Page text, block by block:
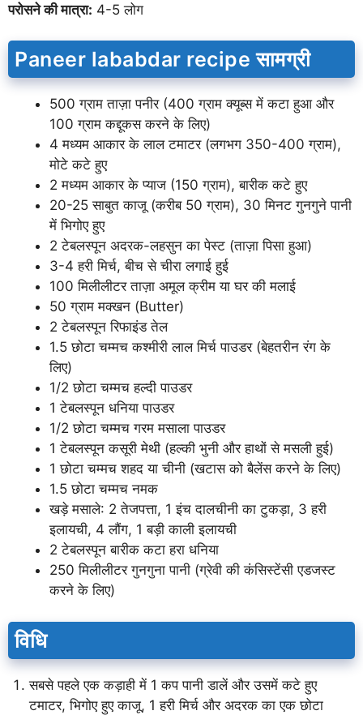
परोसने की मात्रा: 4-5 लोग
Paneer lababdar recipe सामग्री
500 ग्राम ताज़ा पनीर (400 ग्राम क्यूब्स में कटा हुआ और
100 ग्राम कद्दूकस करने के लिए)
4 मध्यम आकार के लाल टमाटर (लगभग 350-400 ग्राम),
मोटे कटे हुए
2 मध्यम आकार के प्याज (150 ग्राम), बारीक कटे हुए
20-25 साबुत काजू (करीब 50 ग्राम), 30 मिनट गुनगुने पानी
में भिगोए हुए
2 टेबलस्पून अदरक-लहसुन का पेस्ट (ताज़ा पिसा हुआ)
3-4 हरी मिर्च, बीच से चीरा लगाई हुई
100 मिलीलीटर ताज़ा अमूल क्रीम या घर की मलाई
50 ग्राम मक्खन (Butter)
2 टेबलस्पून रिफाइंड तेल
1.5 छोटा चम्मच कश्मीरी लाल मिर्च पाउडर (बेहतरीन रंग के
लिए)
1/2 छोटा चम्मच हल्दी पाउडर
1 टेबलस्पून धनिया पाउडर
1/2 छोटा चम्मच गरम मसाला पाउडर
1 टेबलस्पून कसूरी मेथी (हल्की भुनी और हाथों से मसली हुई)
1 छोटा चम्मच शहद या चीनी (खटास को बैलेंस करने के लिए)
1.5 छोटा चम्मच नमक
खड़े मसाले: 2 तेजपत्ता, 1 इंच दालचीनी का टुकड़ा, 3 हरी
इलायची, 4 लौंग, 1 बड़ी काली इलायची
2 टेबलस्पून बारीक कटा हरा धनिया
250 मिलीलीटर गुनगुना पानी (ग्रेवी की कंसिस्टेंसी एडजस्ट
करने के लिए)
विधि
सबसे पहले एक कड़ाही में 1 कप पानी डालें और उसमें कटे हुए
टमाटर, भिगोए हुए काजू, 1 हरी मिर्च और अदरक का एक छोटा